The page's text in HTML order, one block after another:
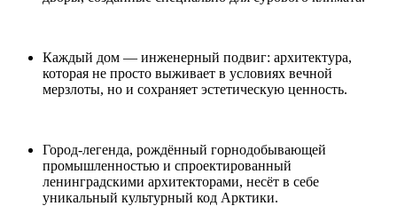
Каждый дом — инженерный подвиг: архитектура,
которая не просто выживает в условиях вечной
мерзлоты, но и сохраняет эстетическую ценность.
Город‑легенда, рождённый горнодобывающей
промышленностью и спроектированный
ленинградскими архитекторами, несёт в себе
уникальный культурный код Арктики.